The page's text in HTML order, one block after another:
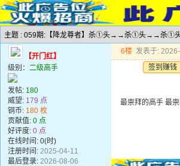
主题 : 059期:【降龙尊者】杀①头→→杀①头→→
【开门红】
级别： 二级高手
发帖: 180
威望: 179 点
铜币: 180 枚
贡献值: 0 点
好评度: 0 点
在线时间: 0(时)
注册时间: 2025-04-11
最后登录: 2026-08-06
6楼 发表于:
签到赚钱
最崇拜的高手 最